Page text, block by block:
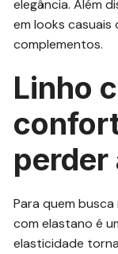
elegância. Além
em looks
complementos.
Linho
perder
Para quem
com elastano é
elasticidade